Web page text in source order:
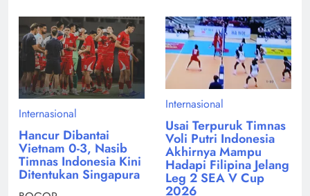
Internasional
Hancur Dibantai
Vietnam 0-3, Nasib
Timnas Indonesia Kini
Ditentukan Singapura
Internasional
Usai Terpuruk Timnas
Voli Putri Indonesia
Akhirnya Mampu
Hadapi Filipina Jelang
Leg 2 SEA V Cup
2026